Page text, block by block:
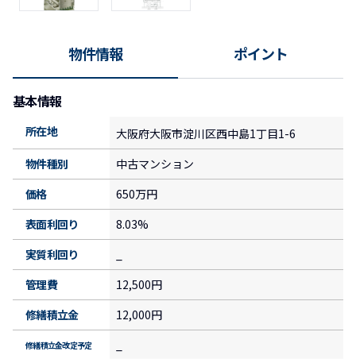
物件情報 ポイント
基本情報
所在地
大阪府大阪市淀川区西中島1丁目1-6
物件種別
中古マンション
価格
650万円
表面利回り
8.03%
実質利回り
管理費
12,500円
修繕積立金
12,000円
修繕積立金改定予定